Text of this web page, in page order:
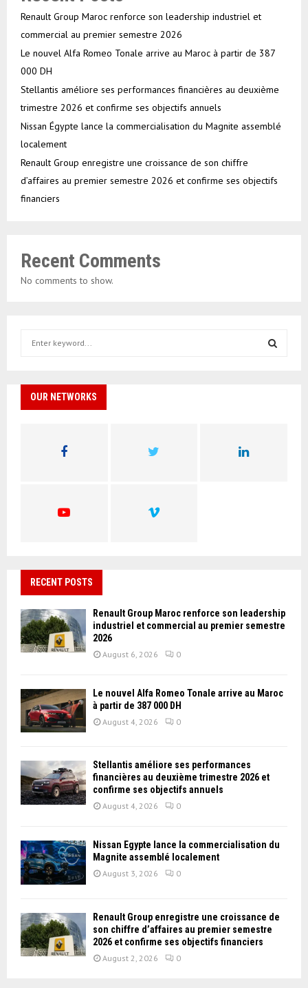
Renault Group Maroc renforce son leadership industriel et
commercial au premier semestre 2026
Le nouvel Alfa Romeo Tonale arrive au Maroc à partir de 387
000 DH
Stellantis améliore ses performances financières au deuxième
trimestre 2026 et confirme ses objectifs annuels
Nissan Égypte lance la commercialisation du Magnite assemblé
localement
Renault Group enregistre une croissance de son chiffre
d’affaires au premier semestre 2026 et confirme ses objectifs
financiers
Recent Comments
No comments to show.
h
OUR NETWORKS
RECENT POSTS
Renault Group Maroc renforce son leadership
industriel et commercial au premier semestre
2026
August 6, 2026 0
Le nouvel Alfa Romeo Tonale arrive au Maroc
à partir de 387 000 DH
August 4, 2026 0
Stellantis améliore ses performances
financières au deuxième trimestre 2026 et
confirme ses objectifs annuels
August 4, 2026 0
Nissan Égypte lance la commercialisation du
Magnite assemblé localement
August 3, 2026 0
Renault Group enregistre une croissance de
son chiffre d’affaires au premier semestre
2026 et confirme ses objectifs financiers
August 2, 2026 0